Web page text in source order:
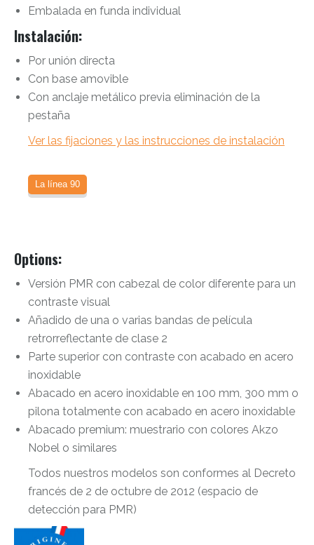
Embalada en funda individual
Instalación:
Por unión directa
Con base amovible
Con anclaje metálico previa eliminación de la
pestaña
Ver las fijaciones y las instrucciones de instalación
La línea 90
Options:
Versión PMR con cabezal de color diferente para un
contraste visual
Añadido de una o varias bandas de película
retrorreflectante de clase 2
Parte superior con contraste con acabado en acero
inoxidable
Abacado en acero inoxidable en 100 mm, 300 mm o
pilona totalmente con acabado en acero inoxidable
Abacado premium: muestrario con colores Akzo
Nobel o similares
Todos nuestros modelos son conformes al Decreto
francés de 2 de octubre de 2012 (espacio de
detección para PMR)